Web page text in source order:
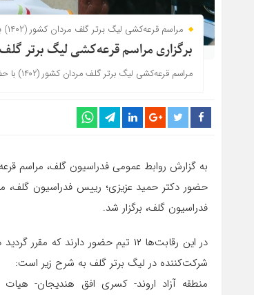
مراسم قرعه‌کشی لیگ برتر گلف مردان کشور (۱۴۰۲) برگزار شد.
برگزاری مراسم قرعه‌کشی لیگ برتر گلف
مراسم قرعه‌کشی لیگ برتر گلف مردان کشور (۱۴۰۲) با حضور ۱۲ تیم در محل فدراسیون گلف برگزار شد.
حضور دکتر حمید عزیزی؛ رییس فدراسیون گلف،
فدراسیون گلف، برگزار شد.
در این رقابت‌ها ۱۲ تیم حضور
شرکت‌کننده در لیگ برتر گلف به شرح زیر است:
منطقه آزاد اروند- کسری افق هندیجان-